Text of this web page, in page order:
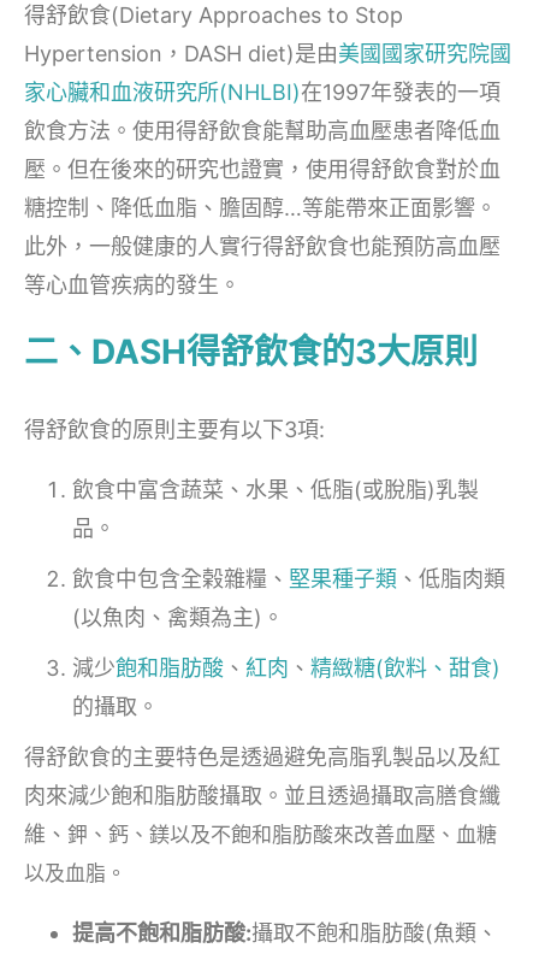
得舒飲食(Dietary Approaches to Stop
Hypertension，DASH diet)是由美國國家研究院國
家心臟和血液研究所(NHLBI)在1997年發表的一項
飲食方法。使用得舒飲食能幫助高血壓患者降低血
壓。但在後來的研究也證實，使用得舒飲食對於血
糖控制、降低血脂、膽固醇…等能帶來正面影響。
此外，一般健康的人實行得舒飲食也能預防高血壓
等心血管疾病的發生。
二、DASH得舒飲食的3大原則
得舒飲食的原則主要有以下3項:
飲食中富含蔬菜、水果、低脂(或脫脂)乳製
品。
飲食中包含全榖雜糧、 堅果種子類 、低脂肉類
(以魚肉、禽類為主)。
減少飽和脂肪酸 、 紅肉 、 精緻糖(飲料、甜食)
的攝取。
得舒飲食的主要特色是透過避免高脂乳製品以及紅
肉來減少飽和脂肪酸攝取。並且透過攝取高膳食纖
維、 鉀、鈣、鎂以及不飽和脂肪酸來改善血壓、血糖
以及血脂。
提高不飽和脂肪酸:攝取不飽和脂肪酸(魚類、